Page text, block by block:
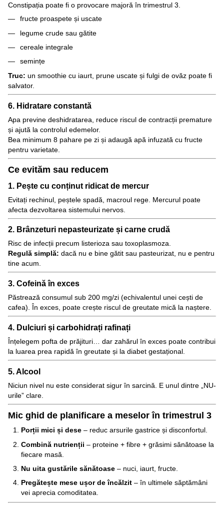
Constipația poate fi o provocare majoră în trimestrul 3.
fructe proaspete și uscate
legume crude sau gătite
cereale integrale
semințe
Truc: un smoothie cu iaurt, prune uscate și fulgi de ovăz poate fi
salvator.
6. Hidratare constantă
Apa previne deshidratarea, reduce riscul de contracții premature
și ajută la controlul edemelor.
Bea minimum 8 pahare pe zi și adaugă apă infuzată cu fructe
pentru varietate.
Ce evităm sau reducem
1. Pește cu conținut ridicat de mercur
Evitați rechinul, peștele spadă, macroul rege. Mercurul poate
afecta dezvoltarea sistemului nervos.
2. Brânzeturi nepasteurizate și carne crudă
Risc de infecții precum listerioza sau toxoplasmoza.
Regulă simplă: dacă nu e bine gătit sau pasteurizat, nu e pentru
tine acum.
3. Cofeină în exces
Păstrează consumul sub 200 mg/zi (echivalentul unei cești de
cafea). În exces, poate crește riscul de greutate mică la naștere.
4. Dulciuri și carbohidrați rafinați
Înțelegem pofta de prăjituri… dar zahărul în exces poate contribui
la luarea prea rapidă în greutate și la diabet gestațional.
5. Alcool
Niciun nivel nu este considerat sigur în sarcină. E unul dintre „NU-
urile” clare.
Mic ghid de planificare a meselor în trimestrul 3
Porții mici și dese – reduc arsurile gastrice și disconfortul.
Combină nutrienții – proteine + fibre + grăsimi sănătoase la
fiecare masă.
Nu uita gustările sănătoase – nuci, iaurt, fructe.
Pregătește mese ușor de încălzit – în ultimele săptămâni
vei aprecia comoditatea.